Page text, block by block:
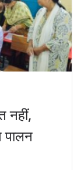
नहीं,
पालन